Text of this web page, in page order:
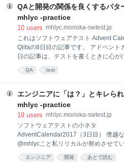
リ開発をしたい→それにつながるアプ
したい しかし現職でアプリ開発の部署
そう（運用保守の案件になる可能性
ごしていた時に、清水さんのホームペ
のが最初でした。 ソフトウェアエンジ
ームページ Presented by System
後、日科技連のコンテンツ"Quality
の文章を読みました。特に衝撃的に印
のが次の記事「論文を書くことの大切
https://www.juse.or.jp/sqip/mailnews/
QAと開発の関係を良くするパタ
mhlyc -practice
10 users mhlyc.morioka-swtest.jp
これはソフトウェアテスト Advent
Qiitaの8日目の記事です。 アドベント
日の記事は、テストを書くときに心が
分かりやすくまとめられています。ぜ
パターン・悪くするパターンと題して
す。 QAと開発の関係 QAと開発は、一
も私の経験上は）密接な関わりがあり
門が作ったプロダクトをQAがテストす
開発プロセスについてQAがアドバイス
プロセスの改善を考える 開発部門の品
分析についてQAがアドバイス、サポー
QA test
エンジニアに「は？」とキレら
mhlyc -practice
19 users mhlyc.morioka-swtest.jp
ソフトウェアテストの小ネタ
AdventCalendar2017（3日目） 僭越
@mhlycこと私リリカルが努めさせて
qiita.com前回はオムそば氏の記事でし
を引き起こした優秀なデータたち」と
エンジニア 開発 あとで読む